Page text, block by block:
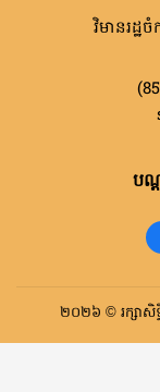
វិមានរដ្ឋ
បណ្
២០២៦ © រក្សាសិទ្